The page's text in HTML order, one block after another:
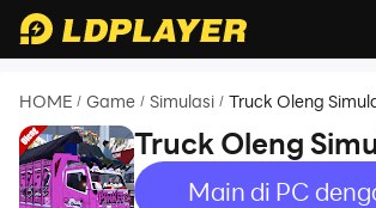
HOME / Game / Simulasi / Truck Oleng
Truck Oleng
Indonesia
Main di PC